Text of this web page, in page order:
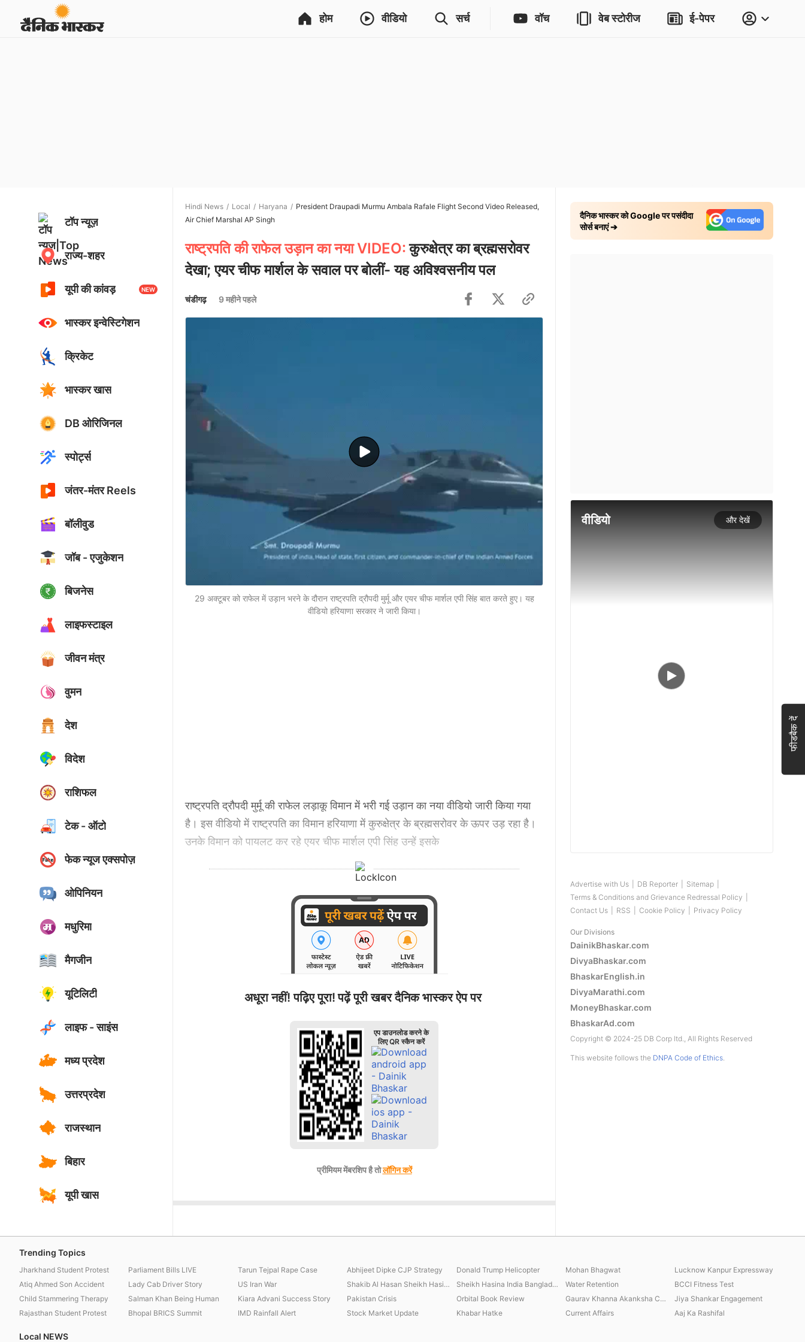
होम वीडियो सर्च वॉच वेब स्टोरीज ई-पेपर
टॉप न्यूज़
राज्य-शहर
यूपी की कांवड़ NEW
भास्कर इन्वेस्टिगेशन
क्रिकेट
भास्कर खास
DB ओरिजिनल
स्पोर्ट्स
जंतर-मंतर Reels
बॉलीवुड
जॉब - एजुकेशन
बिजनेस
लाइफस्टाइल
जीवन मंत्र
वुमन
देश
विदेश
राशिफल
टेक - ऑटो
फेक न्यूज एक्सपोज़
ओपिनियन
मधुरिमा
मैगजीन
यूटिलिटी
लाइफ - साइंस
मध्य प्रदेश
उत्तरप्रदेश
राजस्थान
बिहार
यूपी खास
Hindi News Local Haryana
President Draupadi Murmu Ambala Rafale Flight Second Video Released,
Air Chief Marshal AP Singh
राष्ट्रपति की राफेल उड़ान का नया VIDEO: कुरुक्षेत्र का ब्रह्मसरोवर
देखा; एयर चीफ मार्शल के सवाल पर बोलीं- यह अविश्वसनीय पल
चंडीगढ़ 9 महीने पहले
29 अक्टूबर को राफेल में उड़ान भरने के दौरान राष्ट्रपति द्रौपदी मुर्मू और एयर चीफ मार्शल एपी सिंह बात करते हुए। यह
वीडियो हरियाणा सरकार ने जारी किया।
राष्ट्रपति द्रौपदी मुर्मू की राफेल लड़ाकू विमान में भरी गई उड़ान का नया वीडियो जारी किया गया
है। इस वीडियो में राष्ट्रपति का विमान हरियाणा में कुरुक्षेत्र के ब्रह्मसरोवर के ऊपर उड़ रहा है।
उनके विमान को पायलट कर रहे एयर चीफ मार्शल एपी सिंह उन्हें इसके
अधूरा नहीं! पढ़िए पूरा! पढ़ें पूरी खबर दैनिक भास्कर ऐप पर
एप डाउनलोड करने के
लिए QR स्कैन करें
प्रीमियम मेंबरशिप है तोलॉगिन करें
दैनिक भास्कर को Google पर पसंदीदा
सोर्स बनाएं ➔
वीडियो और देखें
Advertise with Us DB Reporter Sitemap
Terms & Conditions and Grievance Redressal Policy
Contact Us
RSS Cookie Policy Privacy Policy
Our Divisions
DainikBhaskar.com
DivyaBhaskar.com
BhaskarEnglish.in
DivyaMarathi.com
MoneyBhaskar.com
BhaskarAd.com
Copyright © 2024-25 DB Corp ltd., All Rights Reserved
This website follows the DNPA Code of Ethics.
फीडबैक दें
Trending Topics
Jharkhand Student Protest Parliament Bills LIVE Tarun Tejpal Rape Case Abhijeet Dipke CJP Strategy Donald Trump Helicopter Mohan Bhagwat
Lucknow Kanpur Expressway
Atiq Ahmed Son Accident
Lady Cab Driver Story US Iran War Shakib Al Hasan Sheikh Hasina Sheikh Hasina India Bangladesh Water Retention
BCCI Fitness Test
Child Stammering Therapy
Salman Khan Being Human Kiara Advani Success Story Pakistan Crisis Orbital Book Review Gaurav Khanna Akanksha Chamola
Jiya Shankar Engagement
Rajasthan Student Protest
Bhopal BRICS Summit IMD Rainfall Alert Stock Market Update Khabar Hatke Current Affairs Aaj Ka Rashifal
Local NEWS